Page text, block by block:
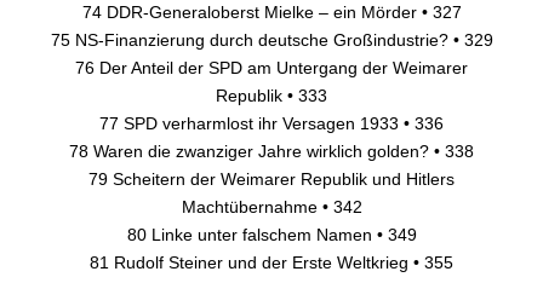
74 DDR-Generaloberst Mielke – ein Mörder • 327
75 NS-Finanzierung durch deutsche Großindustrie? • 329
76 Der Anteil der SPD am Untergang der Weimarer
Republik • 333
77 SPD verharmlost ihr Versagen 1933 • 336
78 Waren die zwanziger Jahre wirklich golden? • 338
79 Scheitern der Weimarer Republik und Hitlers
Machtübernahme • 342
80 Linke unter falschem Namen • 349
81 Rudolf Steiner und der Erste Weltkrieg • 355